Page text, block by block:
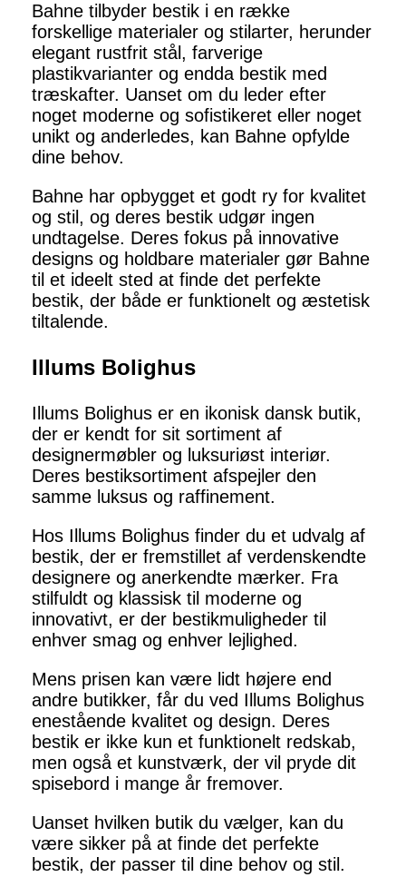
Bahne tilbyder bestik i en række
forskellige materialer og stilarter, herunder
elegant rustfrit stål, farverige
plastikvarianter og endda bestik med
træskafter. Uanset om du leder efter
noget moderne og sofistikeret eller noget
unikt og anderledes, kan Bahne opfylde
dine behov.
Bahne har opbygget et godt ry for kvalitet
og stil, og deres bestik udgør ingen
undtagelse. Deres fokus på innovative
designs og holdbare materialer gør Bahne
til et ideelt sted at finde det perfekte
bestik, der både er funktionelt og æstetisk
tiltalende.
Illums Bolighus
Illums Bolighus er en ikonisk dansk butik,
der er kendt for sit sortiment af
designermøbler og luksuriøst interiør.
Deres bestiksortiment afspejler den
samme luksus og raffinement.
Hos Illums Bolighus finder du et udvalg af
bestik, der er fremstillet af verdenskendte
designere og anerkendte mærker. Fra
stilfuldt og klassisk til moderne og
innovativt, er der bestikmuligheder til
enhver smag og enhver lejlighed.
Mens prisen kan være lidt højere end
andre butikker, får du ved Illums Bolighus
enestående kvalitet og design. Deres
bestik er ikke kun et funktionelt redskab,
men også et kunstværk, der vil pryde dit
spisebord i mange år fremover.
Uanset hvilken butik du vælger, kan du
være sikker på at finde det perfekte
bestik, der passer til dine behov og stil.